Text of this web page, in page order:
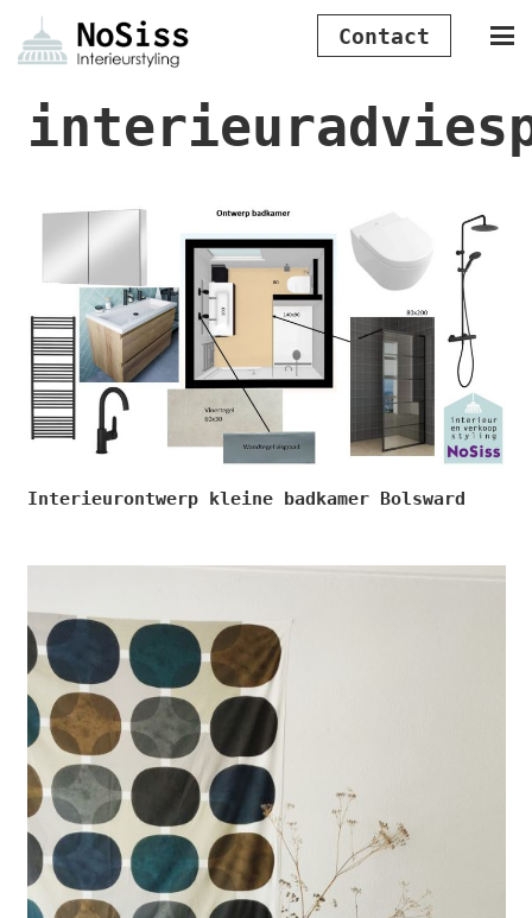
Contact
Interieurontwerp kleine badkamer Bolsward